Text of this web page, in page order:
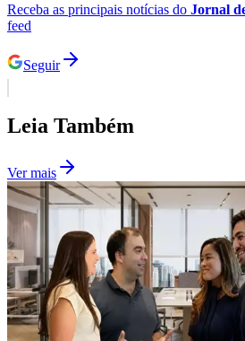
Santos
Receba as principais notícias do Jornal
feed
Seguir
Leia Também
Ver mais